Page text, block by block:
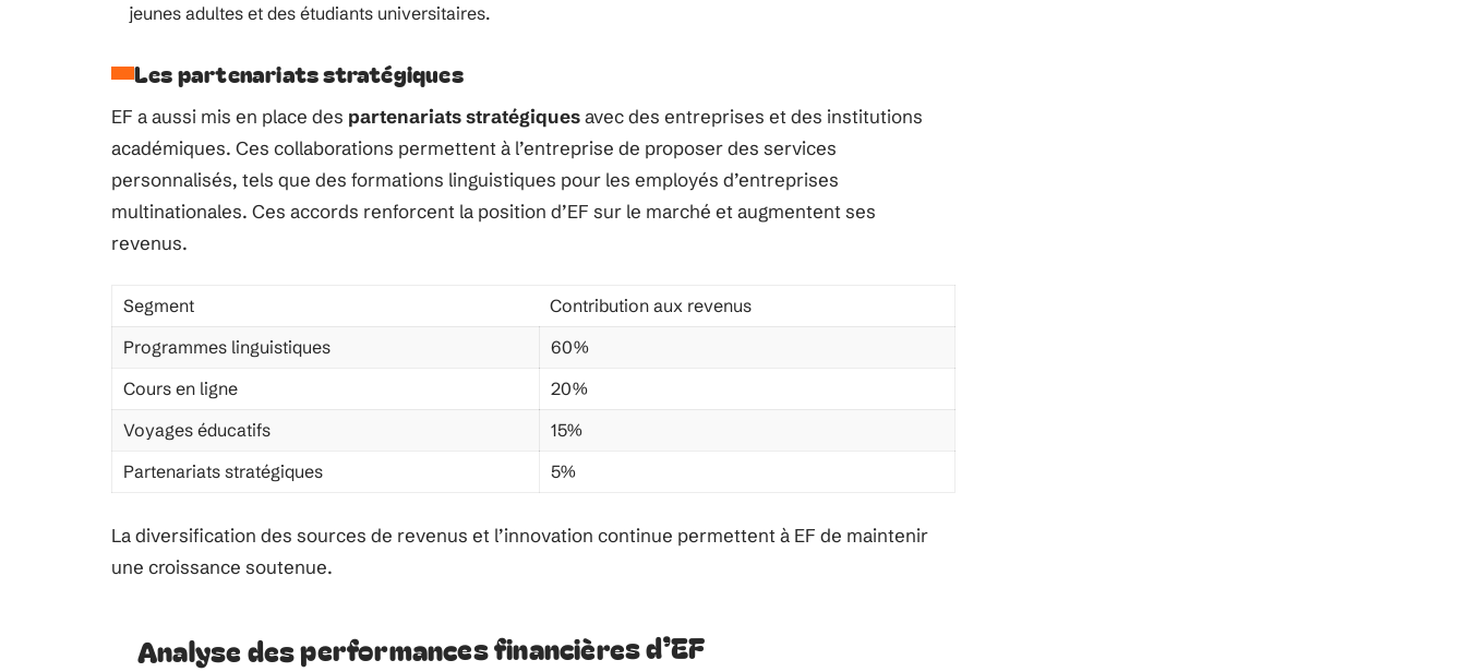
jeunes adultes et des étudiants universitaires.
Les partenariats stratégiques
EF a aussi mis en place des partenariats stratégiquesavec des entreprises et des institutions
académiques. Ces collaborations permettent à l’entreprise de proposer des services
personnalisés, tels que des formations linguistiques pour les employés d’entreprises
multinationales. Ces accords renforcent la position d’EF sur le marché et augmentent ses
revenus.
Segment
Contribution aux revenus
Programmes linguistiques
60%
Cours en ligne
20%
Voyages éducatifs
15%
Partenariats stratégiques
5%
La diversification des sources de revenus et l’innovation continue permettent à EF de maintenir
une croissance soutenue.
Analyse des performances financières d’EF